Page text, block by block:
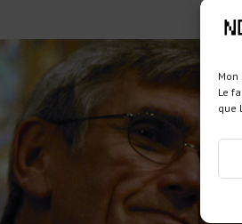
Le
que